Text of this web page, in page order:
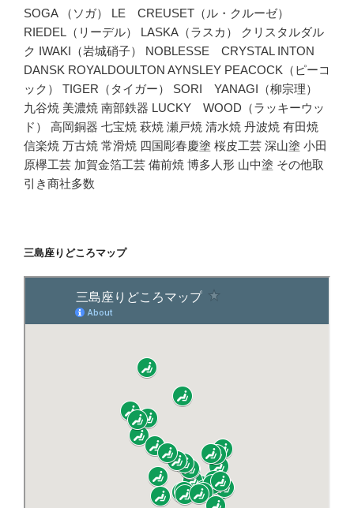
SOGA （ソガ） LE CREUSET（ル・クルーゼ）
RIEDEL（リーデル） LASKA（ラスカ） クリスタルダル
ク IWAKI（岩城硝子） NOBLESSE CRYSTAL INTON
DANSK ROYALDOULTON AYNSLEY PEACOCK（ピーコ
ック） TIGER（タイガー） SORI YANAGI（柳宗理）
九谷焼 美濃焼 南部鉄器 LUCKY WOOD（ラッキーウッ
ド） 高岡銅器 七宝焼 萩焼 瀬戸焼 清水焼 丹波焼 有田焼
信楽焼 万古焼 常滑焼 四国彫春慶塗 桜皮工芸 深山塗 小田
原欅工芸 加賀金箔工芸 備前焼 博多人形 山中塗 その他取
引き商社多数
三島座りどころマップ